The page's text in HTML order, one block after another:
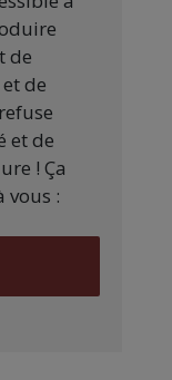
de
de
et de
! Ça
vous :